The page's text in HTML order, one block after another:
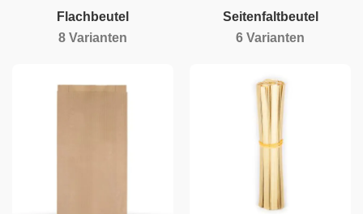
Flachbeutel
8 Varianten
Seitenfaltbeutel
6 Varianten